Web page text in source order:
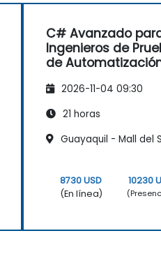
C# Avanzado
Ingenieros de
de
2026-11-04 09:30
21 horas
Guayaquil - Mall del
8730 USD
(En línea)
10230